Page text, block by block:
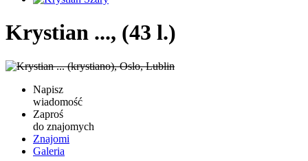
Krystian ..., (43 l.)
Napisz
wiadomość
Zaproś
do znajomych
Znajomi
Galeria